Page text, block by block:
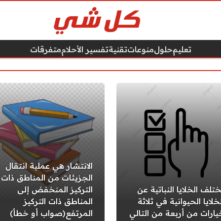
تعليمحلولمنوعاتتقنيةتفسير الأحلاممتفرقات
الخلايا النباتية عن
الحيوانية في ثلاثة
من أربعة من التالي
الانتشار هي عملية انتقال
الجزيئات من المناطق ذات
التركيز المنخفض إلى
المناطق ذات التركيز
المرتفع(صواب أو خطأ)